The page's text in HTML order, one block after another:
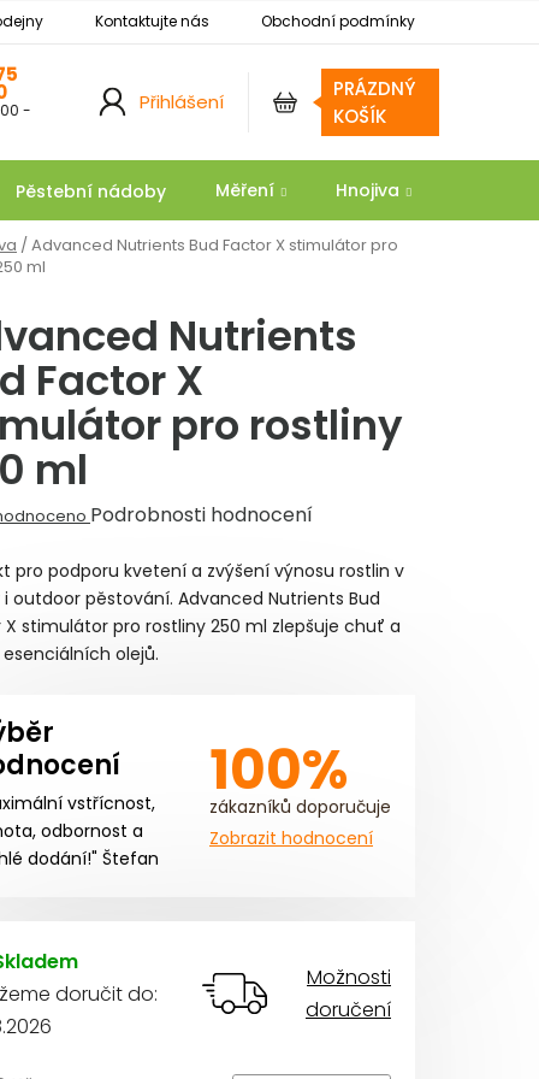
Kontaktujte nás
Obchodní podmínky
-
Přihlášení
NÁKUPNÍ
KOŠÍK
PRÁZDNÝ
KOŠÍK
Pěstební nádoby Měření Hnojiva
/Advanced Nutrients Bud Factor X stimulátor pro
ml
Nutrients
Factor X
pro rostliny
ml
Podrobnosti hodnocení
pro podporu kvetení a zvýšení výnosu rostlin v
outdoor pěstování. Advanced Nutrients Bud
X stimulátor pro rostliny 250 ml zlepšuje chuť a
olejů.
vstřícnost,
odbornost a
dodání!" Štefan
100%
zákazníků doporučuje
Zobrazit hodnocení
doručit do:
Možnosti
doručení